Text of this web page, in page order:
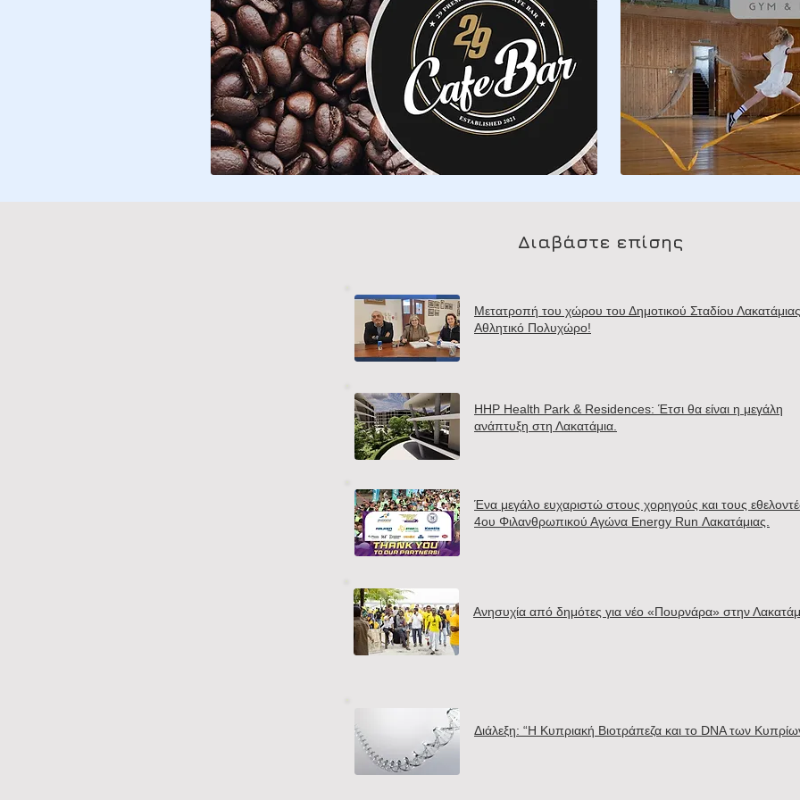
Διαβάστε επίσης
Μετατροπή του χώρου του Δημοτικού Σταδίου
Αθλητικό Πολυχώρο!
HHP Health Park & Residences: Έτσι θα είναι η μεγάλη
ανάπτυξη στη Λακατάμια.
Ένα μεγάλο ευχαριστώ στους χορηγούς και τους
4ου Φιλανθρωπικού Αγώνα Energy Run Λακατάμιας.
Ανησυχία από δημότες για νέο «Πουρνάρα» στην
Διάλεξη: “Η Κυπριακή Βιοτράπεζα και το DNA των